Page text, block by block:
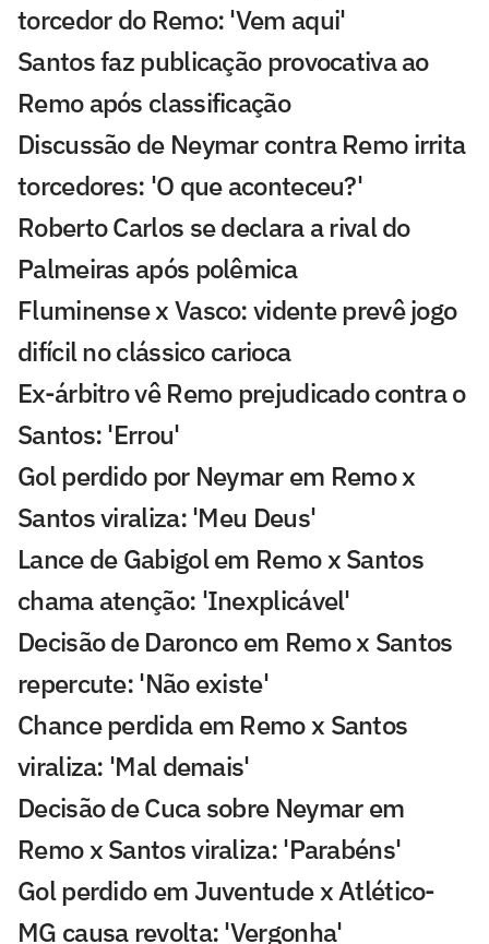
torcedor do Remo: 'Vem aqui'
Santos faz publicação provocativa ao
Remo após classificação
Discussão de Neymar contra Remo irrita
torcedores: 'O que aconteceu?'
Roberto Carlos se declara a rival do
Palmeiras após polêmica
Fluminense x Vasco: vidente prevê jogo
difícil no clássico carioca
Ex-árbitro vê Remo prejudicado contra o
Santos: 'Errou'
Gol perdido por Neymar em Remo x
Santos viraliza: 'Meu Deus'
Lance de Gabigol em Remo x Santos
chama atenção: 'Inexplicável'
Decisão de Daronco em Remo x Santos
repercute: 'Não existe'
Chance perdida em Remo x Santos
viraliza: 'Mal demais'
Decisão de Cuca sobre Neymar em
Remo x Santos viraliza: 'Parabéns'
Gol perdido em Juventude x Atlético-
MG causa revolta: 'Vergonha'